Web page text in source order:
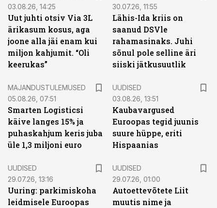
03.08.26, 14:25
Uut juhti otsiv Via 3L
ärikasum kosus, aga
joone alla jäi enam kui
miljon kahjumit. “Oli
keerukas”
30.07.26, 11:55
Lähis-Ida kriis on
saanud DSVle
rahamasinaks. Juhi
sõnul pole selline äri
siiski jätkusuutlik
MAJANDUSTULEMUSED
05.08.26, 07:51
Smarten Logisticsi
käive langes 15% ja
puhaskahjum keris juba
üle 1,3 miljoni euro
UUDISED
03.08.26, 13:51
Kaubavargused
Euroopas tegid juunis
suure hüppe, eriti
Hispaanias
UUDISED
29.07.26, 13:16
Uuring: parkimiskoha
leidmisele Euroopas
UUDISED
29.07.26, 01:00
Autoettevõtete Liit
muutis nime ja